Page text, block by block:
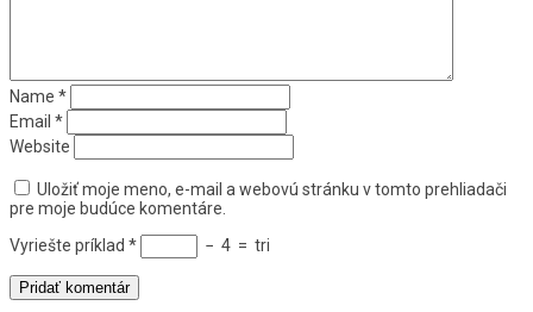
Name *
Email *
Website
Uložiť moje meno, e-mail a webovú stránku v tomto prehliadači
pre moje budúce komentáre.
Vyriešte príklad * − 4 = tri